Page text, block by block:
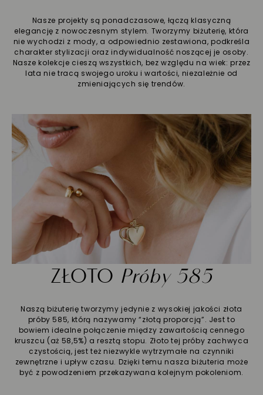
Nasze projekty są ponadczasowe, łączą klasyczną
elegancję z nowoczesnym stylem. Tworzymy biżuterię, która
nie wychodzi z mody, a odpowiednio zestawiona, podkreśla
charakter stylizacji oraz indywidualność noszącej je osoby.
Nasze kolekcje cieszą wszystkich, bez względu na wiek: przez
lata nie tracą swojego uroku i wartości, niezależnie od
zmieniających się trendów.
ZŁOTO Próby 585
Naszą biżuterię tworzymy jedynie z wysokiej jakości złota
próby 585, którą nazywamy “złotą proporcją”. Jest to
bowiem idealne połączenie między zawartością cennego
kruszcu (aż 58,5%) a resztą stopu. Złoto tej próby zachwyca
czystością, jest też niezwykle wytrzymałe na czynniki
zewnętrzne i upływ czasu. Dzięki temu nasza biżuteria może
być z powodzeniem przekazywana kolejnym pokoleniom.